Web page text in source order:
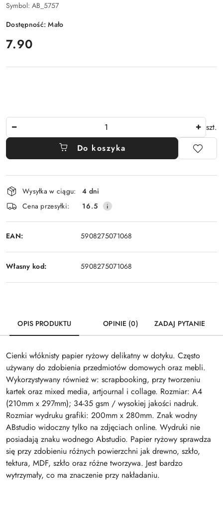
Symbol: AB_5757
Dostępność:Mało
cena:
7.90
szt.
Do koszyka
Dostępność
i
dostawa
Wysyłka w ciągu:
4 dni
Cena przesyłki:
16.5
EAN: 5908275071068
Własny kod: 5908275071068
OPIS PRODUKTU OPINIE (0) ZADAJ PYTANIE
Cienki włóknisty papier ryżowy delikatny w dotyku. Często
używany do zdobienia przedmiotów domowych oraz mebli.
Wykorzystywany również w: scrapbooking, przy tworzeniu
kartek oraz mixed media, artjournal i collage. Rozmiar: A4
(210mm x 297mm); 34-35 gsm / wysokiej jakości nadruk.
Rozmiar wydruku grafiki: 200mm x 280mm. Znak wodny
ABstudio widoczny tylko na zdjęciach online. Wydruki nie
posiadają znaku wodnego Abstudio. Papier ryżowy sprawdza
się przy zdobieniu różnych powierzchni jak drewno, szkło,
tektura, MDF, szkło oraz różne tworzywa. Jest bardzo
wytrzymały, co ma znaczenie przy nakładaniu.